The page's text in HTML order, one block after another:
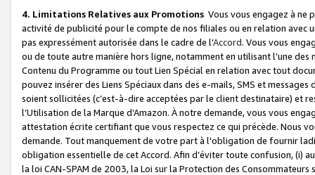
4. Limitations Relatives aux Promotions Vous vous engagez à ne
activité de publicité pour le compte de nos filiales ou en relation avec
pas expressément autorisée dans le cadre de l’Accord. Vous vous
ou de toute autre manière hors ligne, notamment en utilisant l’une
Contenu du Programme ou tout Lien Spécial en relation avec tout
pouvez insérer des Liens Spéciaux dans des e-mails, SMS et
soient sollicitées (c’est-à-dire acceptées par le client destinataire) et
l’Utilisation de la Marque d’Amazon. À notre demande, vous vous
attestation écrite certifiant que vous respectez ce qui précède. Nous
demande. Tout manquement de votre part à l’obligation de fournir
obligation essentielle de cet Accord. Afin d’éviter toute confusion, (i)
la loi CAN-SPAM de 2003, la Loi sur la Protection des